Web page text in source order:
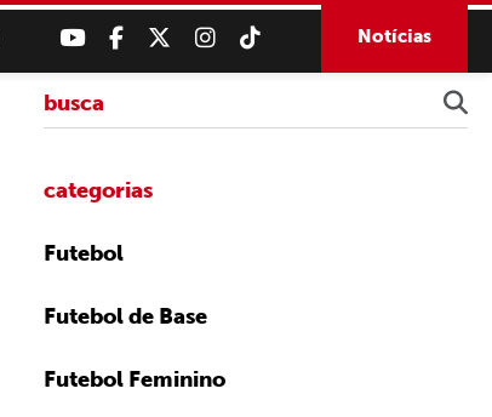
Notícias
categorias
Futebol
Futebol de Base
Futebol Feminino